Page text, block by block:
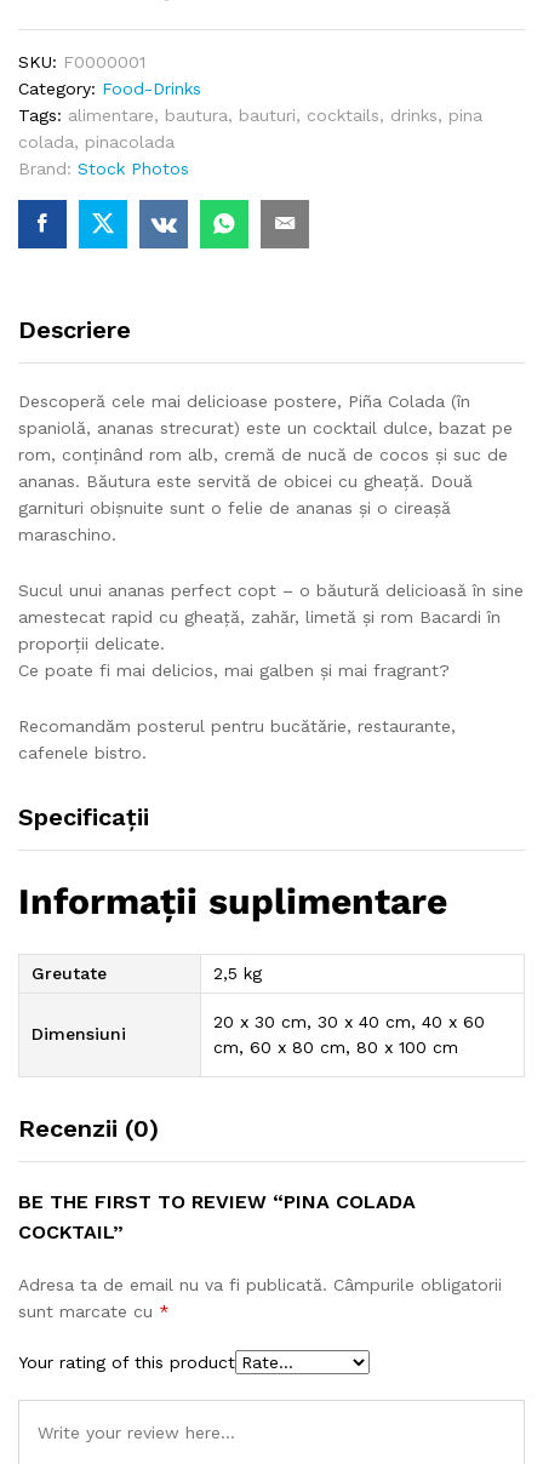
SKU: F0000001
Category: Food-Drinks
Tags: alimentare, bautura, bauturi, cocktails, drinks, pina
colada, pinacolada
Brand: Stock Photos
Descriere
Descoperă cele mai delicioase postere, Piña Colada (în
spaniolă, ananas strecurat) este un cocktail dulce, bazat pe
rom, conținând rom alb, cremă de nucă de cocos și suc de
ananas. Băutura este servită de obicei cu gheață. Două
garnituri obișnuite sunt o felie de ananas și o cireașă
maraschino.
Sucul unui ananas perfect copt – o băutură delicioasă în sine
amestecat rapid cu gheață, zahăr, limetă și rom Bacardi în
proporții delicate.
Ce poate fi mai delicios, mai galben și mai fragrant?
Recomandăm posterul pentru bucătărie, restaurante,
cafenele bistro.
Specificații
Informații suplimentare
Greutate 2,5 kg
Dimensiuni
20 x 30 cm, 30 x 40 cm, 40 x 60
cm, 60 x 80 cm, 80 x 100 cm
Recenzii (0)
BE THE FIRST TO REVIEW “PINA COLADA
COCKTAIL”
Adresa ta de email nu va fi publicată. Câmpurile obligatorii
sunt marcate cu *
Your rating of this product